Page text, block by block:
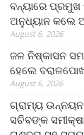
ବନ୍ୟାରେ
ଅନୁଧ୍ୟାନ କଲେ
August 6, 2026
ଜଳ ନିଷ୍କାସନ
ହେଲେ
August 6, 2026
ଗ୍ରାମ୍ୟ
ସଚିବଙ୍କ